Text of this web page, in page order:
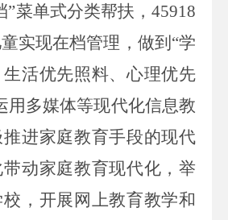
”菜单式分类帮扶， 45918
实现在档管理，做到 “学
活优先照料、心理优先
用多媒体等现代化信息教
进家庭教育手段的现代
动家庭教育现代化，举
，开展网上教育教学和